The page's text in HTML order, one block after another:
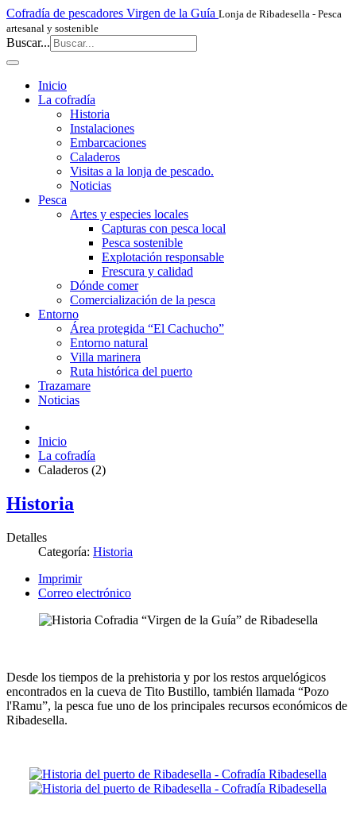
Cofradía de pescadores Virgen de la Guía Lonja de Ribadesella - Pesca
artesanal y sostenible
Buscar...
Inicio
La cofradía
Historia
Instalaciones
Embarcaciones
Caladeros
Visitas a la lonja de pescado.
Noticias
Pesca
Artes y especies locales
Capturas con pesca local
Pesca sostenible
Explotación responsable
Frescura y calidad
Dónde comer
Comercialización de la pesca
Entorno
Área protegida “El Cachucho”
Entorno natural
Villa marinera
Ruta histórica del puerto
Trazamare
Noticias
Inicio
La cofradía
Caladeros (2)
Historia
Detalles
Categoría: Historia
Imprimir
Correo electrónico
Desde los tiempos de la prehistoria y por los restos arquelógicos
encontrados en la cueva de Tito Bustillo, también llamada “Pozo
l'Ramu”, la pesca fue uno de los principales recursos económicos de
Ribadesella.